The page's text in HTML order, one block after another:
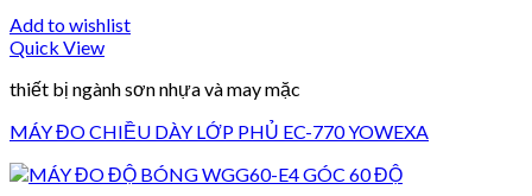
Add to wishlist
Quick View
thiết bị ngành sơn nhựa và may mặc
MÁY ĐO CHIỀU DÀY LỚP PHỦ EC-770 YOWEXA